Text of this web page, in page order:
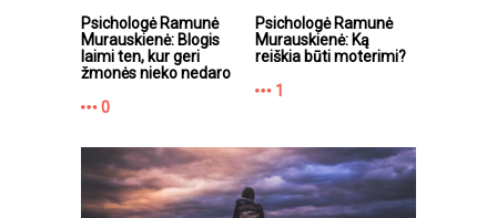
Psichologė Ramunė
Murauskienė: Blogis
laimi ten, kur geri
žmonės nieko nedaro
0
Psichologė Ramunė
Murauskienė: Ką
reiškia būti moterimi?
1